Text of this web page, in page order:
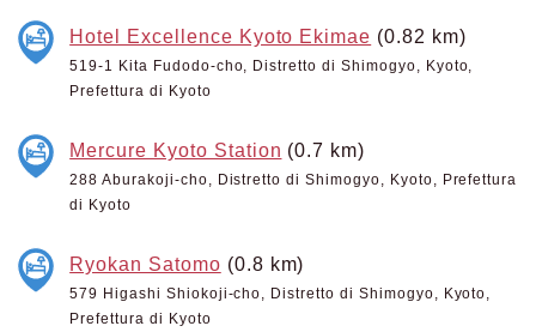
Hotel Excellence Kyoto Ekimae (0.82 km)
519-1 Kita Fudodo-cho, Distretto di Shimogyo, Kyoto,
Prefettura di Kyoto
Mercure Kyoto Station (0.7 km)
288 Aburakoji-cho, Distretto di Shimogyo, Kyoto, Prefettura
di Kyoto
Ryokan Satomo (0.8 km)
579 Higashi Shiokoji-cho, Distretto di Shimogyo, Kyoto,
Prefettura di Kyoto